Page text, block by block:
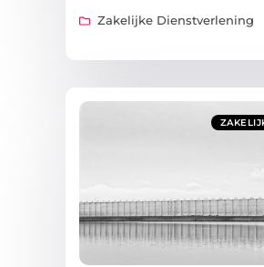
Zakelijke Dienstverlening